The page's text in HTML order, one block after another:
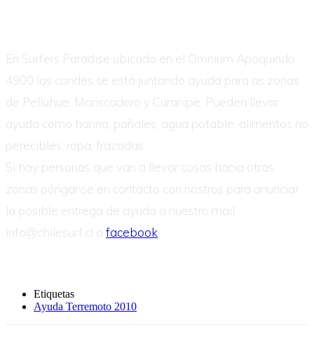
En Surfers Paradise ubicado en el Omnium Apoquindo
4900 las condes se está juntando ayuda para as zonas
de Pelluhue, Mariscadero y Curanipe. Pueden llevar
ayuda como harina, pañales, agua potable, alimentos no
perecibles, ropa, frazadas.
Si hay personas que van a llevar cosas hacia otras
zonas pónganse en contacto con nostros para anunciar
la posible entrega de ayuda a nuestro mail
info@chilesurf.cl o facebook
Etiquetas
Ayuda Terremoto 2010